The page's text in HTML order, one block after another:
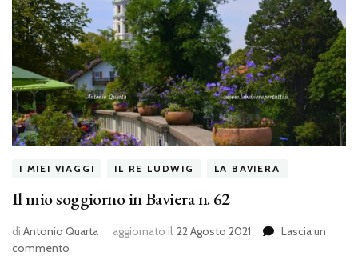
I MIEI VIAGGI IL RE LUDWIG LA BAVIERA
Il mio soggiorno in Baviera n. 62
di Antonio Quarta aggiornato il 22 Agosto 2021
Lascia un
commento